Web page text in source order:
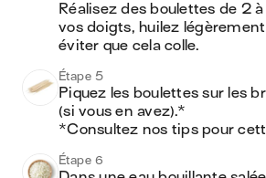
Réalisez des boulettes de 2
vos doigts, huilez
éviter que cela colle.
Étape 5
Piquez les boulettes sur les
(si vous en avez).*
*Consultez nos tips pour
Étape 6